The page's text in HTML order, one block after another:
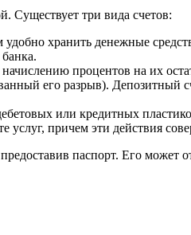
Существует три вида счетов:
хранить денежные
процентов на их
его разрыв). Депозитный
или кредитных
причем эти действия
паспорт. Его может